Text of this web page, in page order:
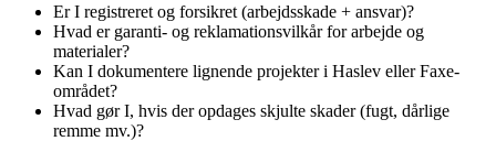
Er I registreret og forsikret (arbejdsskade + ansvar)?
Hvad er garanti- og reklamationsvilkår for arbejde og
materialer?
Kan I dokumentere lignende projekter i Haslev eller Faxe-
området?
Hvad gør I, hvis der opdages skjulte skader (fugt, dårlige
remme mv.)?